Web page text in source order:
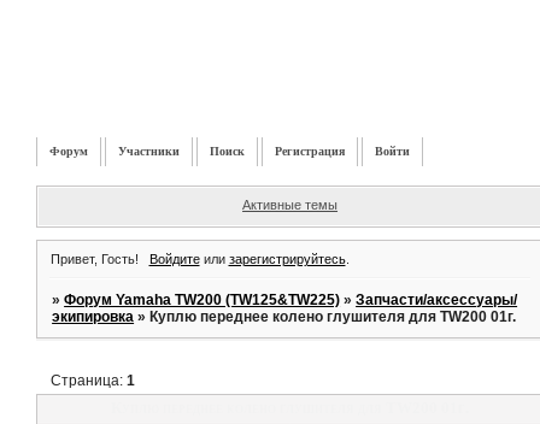
Форум Участники Поиск Регистрация Войти
Активные темы
Привет, Гость! Войдитеили зарегистрируйтесь.
»Форум Yamaha TW200 (TW125&TW225) »Запчасти/аксессуары/
экипировка »Куплю переднее колено глушителя для TW200 01г.
Страница:1